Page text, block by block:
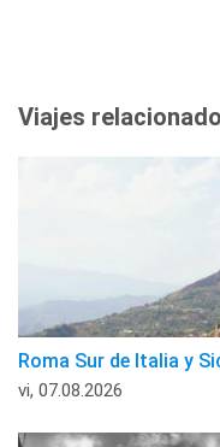
Viajes
Roma Sur de Italia y
vi, 07.08.2026